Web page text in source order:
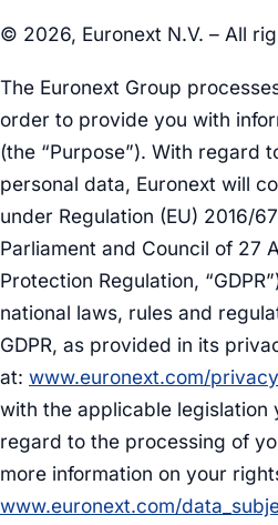
© 2026, Euronext N.V. – All
The Euronext Group
order to provide you with
(the “Purpose”). With regard
personal data, Euronext will
under Regulation (EU) 2016/
Parliament and Council of 27
Protection Regulation,
national laws, rules and
GDPR, as provided in its
at: www.euronext.com/
with the applicable legislation
regard to the processing of
more information on your
www.euronext.com/